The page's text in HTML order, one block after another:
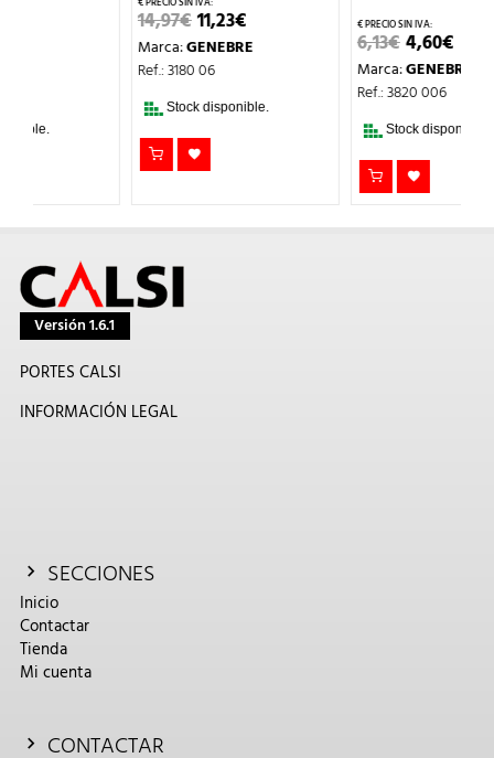
PRECIO
ORIGINAL
ERA:
11,23€EL
PRECIO
ACTUAL
ES:
GENEBRE
Stock disponible.
PRECIO
ORIGINAL
€EL
PRECIO
ACTUAL
ES:
GENEBRE
Stock disponible.
Versión 1.6.1
PORTES CALSI
INFORMACIÓN LEGAL
SECCIONES
Inicio
Contactar
Tienda
Mi cuenta
CONTACTAR